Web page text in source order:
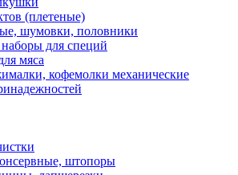
(плетеные)
шумовки, половники
для специй
мяса
кофемолки механические
штопоры